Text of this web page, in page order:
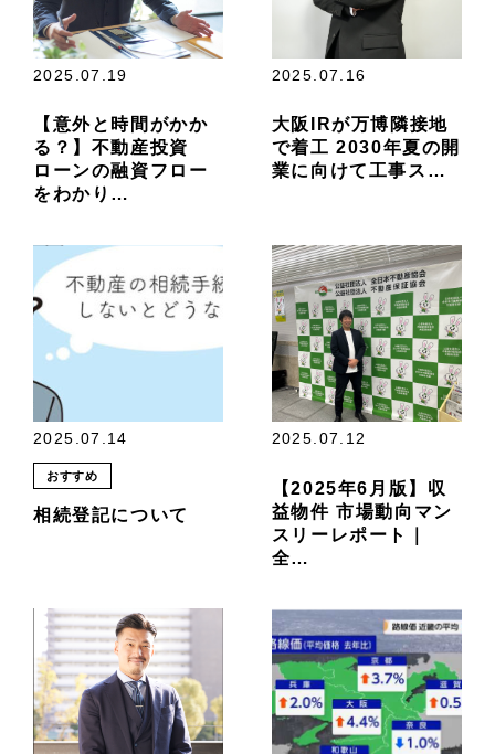
2025.07.19
【意外と時間がかか
る？】不動産投資
ローンの融資フロー
をわかり…
2025.07.16
大阪IRが万博隣接地
で着工 2030年夏の開
業に向けて工事ス…
2025.07.14
おすすめ
相続登記について
2025.07.12
【2025年6月版】収
益物件 市場動向マン
スリーレポート｜
全…